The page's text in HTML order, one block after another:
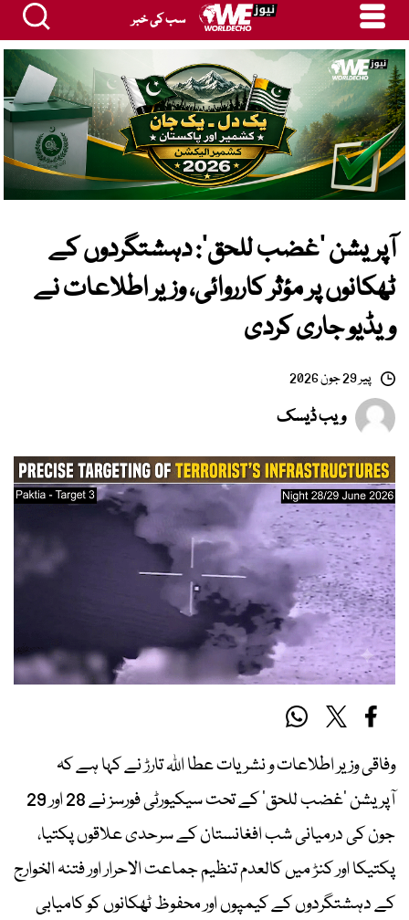
سب کی خبر
آپریشن ’غضب للحق‘: دہشتگردوں کے
ٹھکانوں پر مؤثر کارروائی، وزیر اطلاعات نے
ویڈیو جاری کردی
پیر 29 جون 2026
ویب ڈیسک
وفاقی وزیر اطلاعات و نشریات عطا اللہ تارڑ نے کہا ہے کہ
آپریشن ’غضب للحق‘ کے تحت سیکیورٹی فورسز نے 28 اور 29
جون کی درمیانی شب افغانستان کے سرحدی علاقوں پکتیا،
پکتیکا اور کنڑ میں کالعدم تنظیم جماعت الاحرار اور فتنہ الخوارج
کے دہشتگردوں کے کیمپوں اور محفوظ ٹھکانوں کو کامیابی